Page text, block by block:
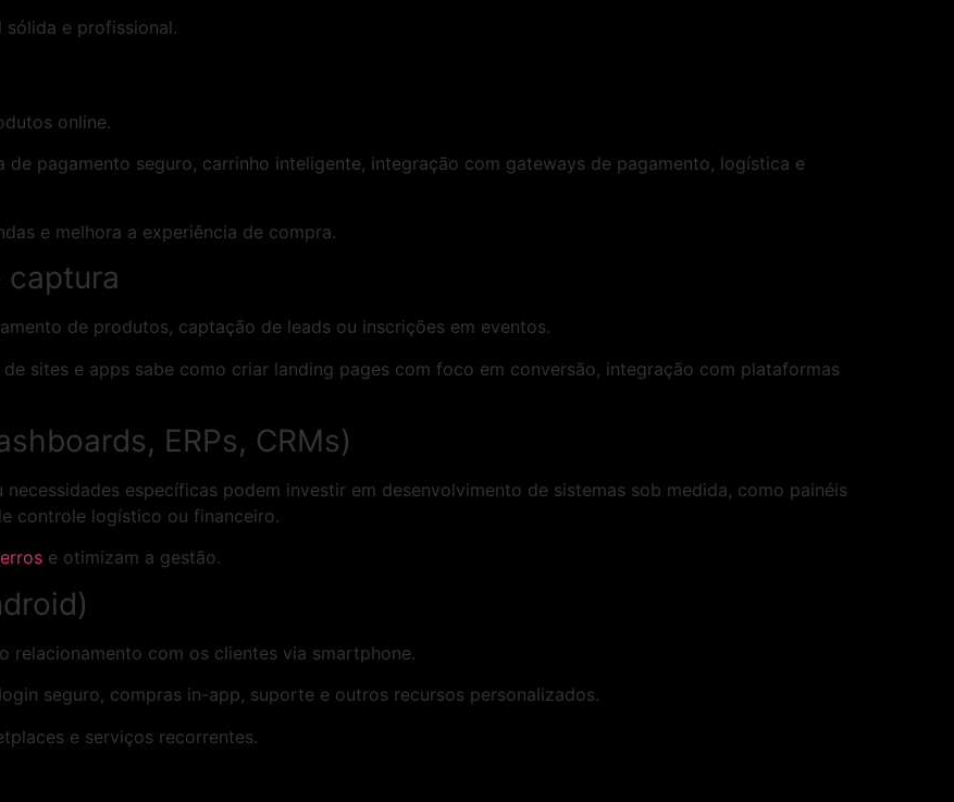
sólida e profissional.
online.
de pagamento seguro, carrinho inteligente, integração com gateways de pagamento, logística e
e melhora a experiência de compra.
captura
de produtos, captação de leads ou inscrições em eventos.
sites e apps sabe como criar landing pages com foco em conversão, integração com plataformas
ERPs, CRMs)
específicas podem investir em desenvolvimento de sistemas sob medida, como painéis
controle logístico ou financeiro.
erros e otimizam a gestão.
relacionamento com os clientes via smartphone.
seguro, compras in-app, suporte e outros recursos personalizados.
e serviços recorrentes.